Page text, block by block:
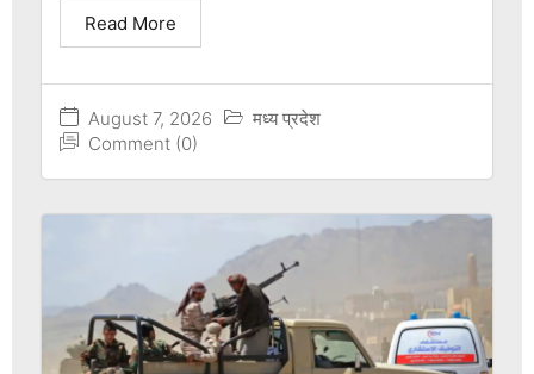
August 7, 2026
मध्य प्रदेश
Comment (0)
Read More